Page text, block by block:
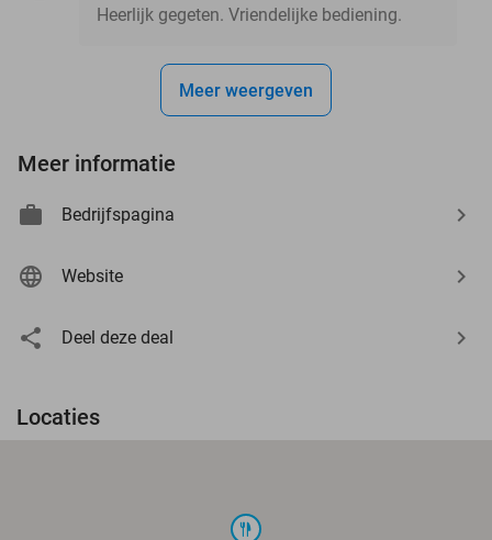
Heerlijk gegeten. Vriendelijke bediening.
Meer weergeven
Meer informatie
Bedrijfspagina
Website
Deel deze deal
Locaties
food